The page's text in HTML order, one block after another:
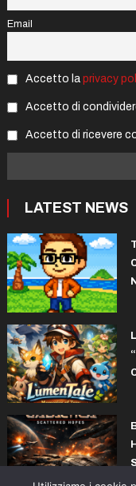
Email
Accetto la privacy
Accetto di
Accetto di ricevere
LATEST NEWS